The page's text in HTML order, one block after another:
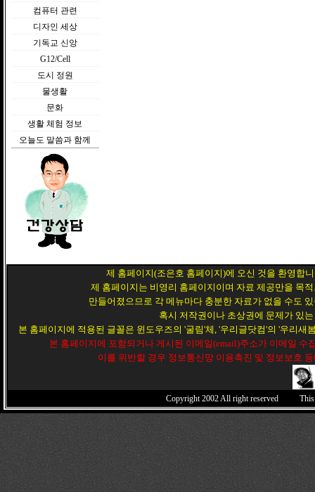
컴퓨터 관련
디자인 세상
기독교 신앙
G12/Cell
도시 정원
물생활
문화
생활 체험 정보
오늘도 말씀과 함께
제 홈페이지(조은호 홈페이지)에 오신 것을 환영합
제 홈페이지는 비영리 홈페이지이며 자료 제공만을 목
만들어졌으므로 각 메뉴마다 충분한 자료가 없을 수도
혹시 저작권이나 초상권에 문제가 있
본 홈페이지에 적용된 글꼴은 윈도우즈의 '굴림'체, '우리글닷컴'의 '우리
본 홈페이지에 포함되거나 게시된 이메일(email)주소가 이메일
이를 위반할 경우 정보통신망 이용촉진 및 정보보호
Copyright 2002All right reserved This